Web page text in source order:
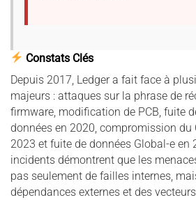
Constats Clés
Depuis 2017, Ledger a fait face à
majeurs : attaques sur la phrase de
firmware, modification de PCB, fuite
données en 2020, compromission du
2023 et fuite de données Global-e en
incidents démontrent que les
pas seulement de failles internes,
dépendances externes et des